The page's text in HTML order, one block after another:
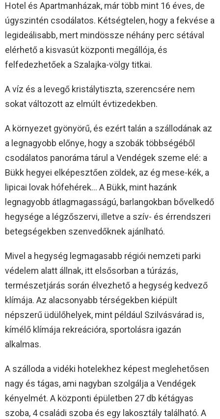
Hotel és Apartmanházak, már több mint 16 éves, de
úgyszintén csodálatos. Kétségtelen, hogy a fekvése a
legideálisabb, mert mindössze néhány perc sétával
elérhető a kisvasút központi megállója, és
felfedezhetőek a Szalajka-völgy titkai.
A víz és a levegő kristálytiszta, szerencsére nem
sokat változott az elmúlt évtizedekben.
A környezet gyönyörű, és ezért talán a szállodának az
a legnagyobb előnye, hogy a szobák többségéből
csodálatos panoráma tárul a Vendégek szeme elé: a
Bükk hegyei elképesztően zöldek, az ég mese-kék, a
lipicai lovak hófehérek… A Bükk, mint hazánk
legnagyobb átlagmagasságú, barlangokban bővelkedő
hegysége a légzőszervi, illetve a szív- és érrendszeri
betegségekben szenvedőknek ajánlható.
Mivel a hegység legmagasabb régiói nemzeti parki
védelem alatt állnak, itt elsősorban a túrázás,
természetjárás során élvezhető a hegység kedvező
klímája. Az alacsonyabb térségekben kiépült
népszerű üdülőhelyek, mint például Szilvásvárad is,
kímélő klímája rekreációra, sportolásra igazán
alkalmas.
A szálloda a vidéki hotelekhez képest meglehetősen
nagy és tágas, ami nagyban szolgálja a Vendégek
kényelmét. A központi épületben 27 db kétágyas
szoba, 4 családi szoba és egy lakosztály található. A